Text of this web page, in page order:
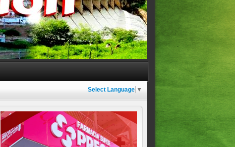
Select Language ▼